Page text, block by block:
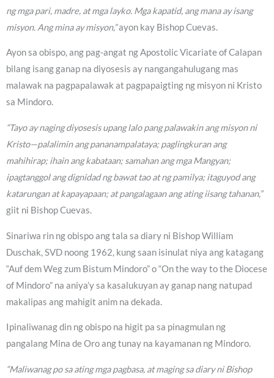
ng mga pari, madre, at mga layko. Mga kapatid, ang mana ay isang
misyon. Ang mina ay misyon,”ayon kay Bishop Cuevas.
Ayon sa obispo, ang pag-angat ng Apostolic Vicariate of Calapan
bilang isang ganap na diyosesis ay nangangahulugang mas
malawak na pagpapalawak at pagpapaigting ng misyon ni Kristo
sa Mindoro.
“Tayo ay naging diyosesis upang lalo pang palawakin ang misyon ni
Kristo—palalimin ang pananampalataya; paglingkuran ang
mahihirap; ihain ang kabataan; samahan ang mga Mangyan;
ipagtanggol ang dignidad ng bawat tao at ng pamilya; itaguyod ang
katarungan at kapayapaan; at pangalagaan ang ating iisang tahanan,”
giit ni Bishop Cuevas.
Sinariwa rin ng obispo ang tala sa diary ni Bishop William
Duschak, SVD noong 1962, kung saan isinulat niya ang katagang
“Auf dem Weg zum Bistum Mindoro” o “On the way to the Diocese
of Mindoro” na aniya’y sa kasalukuyan ay ganap nang natupad
makalipas ang mahigit anim na dekada.
Ipinaliwanag din ng obispo na higit pa sa pinagmulan ng
pangalang Mina de Oro ang tunay na kayamanan ng Mindoro.
“Maliwanag po sa ating mga pagbasa, at maging sa diary ni Bishop